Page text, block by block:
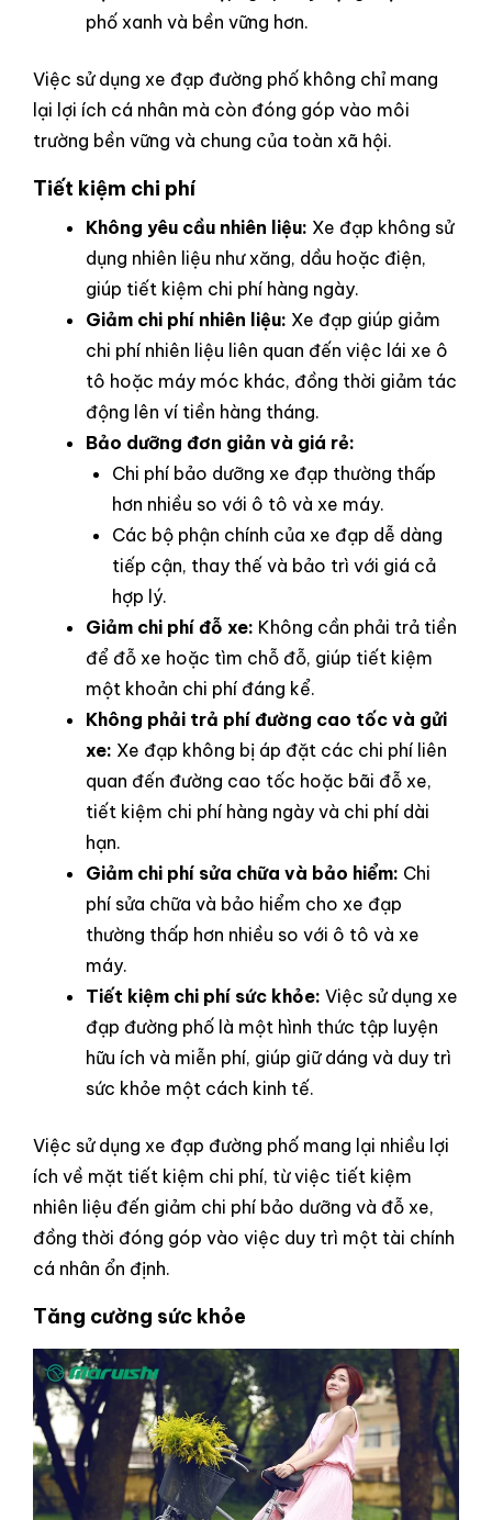
phố xanh và bền vững hơn.
Việc sử dụng xe đạp đường phố không chỉ mang
lại lợi ích cá nhân mà còn đóng góp vào môi
trường bền vững và chung của toàn xã hội.
Tiết kiệm chi phí
Không yêu cầu nhiên liệu: Xe đạp không sử
dụng nhiên liệu như xăng, dầu hoặc điện,
giúp tiết kiệm chi phí hàng ngày.
Giảm chi phí nhiên liệu: Xe đạp giúp giảm
chi phí nhiên liệu liên quan đến việc lái xe ô
tô hoặc máy móc khác, đồng thời giảm tác
động lên ví tiền hàng tháng.
Bảo dưỡng đơn giản và giá rẻ:
Chi phí bảo dưỡng xe đạp thường thấp
hơn nhiều so với ô tô và xe máy.
Các bộ phận chính của xe đạp dễ dàng
tiếp cận, thay thế và bảo trì với giá cả
hợp lý.
Giảm chi phí đỗ xe: Không cần phải trả tiền
để đỗ xe hoặc tìm chỗ đỗ, giúp tiết kiệm
một khoản chi phí đáng kể.
Không phải trả phí đường cao tốc và gửi
xe: Xe đạp không bị áp đặt các chi phí liên
quan đến đường cao tốc hoặc bãi đỗ xe,
tiết kiệm chi phí hàng ngày và chi phí dài
hạn.
Giảm chi phí sửa chữa và bảo hiểm: Chi
phí sửa chữa và bảo hiểm cho xe đạp
thường thấp hơn nhiều so với ô tô và xe
máy.
Tiết kiệm chi phí sức khỏe: Việc sử dụng xe
đạp đường phố là một hình thức tập luyện
hữu ích và miễn phí, giúp giữ dáng và duy trì
sức khỏe một cách kinh tế.
Việc sử dụng xe đạp đường phố mang lại nhiều lợi
ích về mặt tiết kiệm chi phí, từ việc tiết kiệm
nhiên liệu đến giảm chi phí bảo dưỡng và đỗ xe,
đồng thời đóng góp vào việc duy trì một tài chính
cá nhân ổn định.
Tăng cường sức khỏe